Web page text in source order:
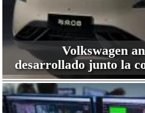
Volkswagen
desarrollado junto la